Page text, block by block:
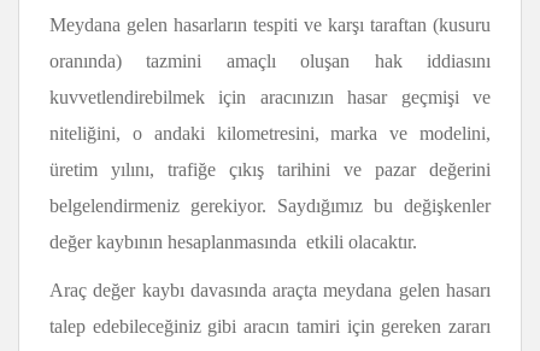
Meydana gelen hasarların tespiti ve karşı taraftan (kusuru
oranında) tazmini amaçlı oluşan hak iddiasını
kuvvetlendirebilmek için aracınızın hasar geçmişi ve
niteliğini, o andaki kilometresini, marka ve modelini,
üretim yılını, trafiğe çıkış tarihini ve pazar değerini
belgelendirmeniz gerekiyor. Saydığımız bu değişkenler
değer kaybının hesaplanmasında etkili olacaktır.
Araç değer kaybı davasında araçta meydana gelen hasarı
talep edebileceğiniz gibi aracın tamiri için gereken zararı